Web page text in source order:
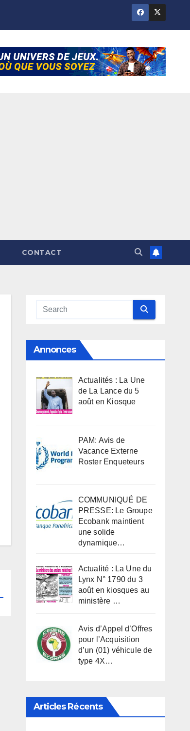
CONTACT
Annonces
Actualités : La Une
de La Lance du 5
août en Kiosque
PAM: Avis de
Vacance Externe
Roster Enqueteurs
COMMUNIQUÉ DE
PRESSE: Le Groupe
Ecobank maintient
une solide
dynamique…
Actualité : La Une du
Lynx N° 1790 du 3
août en kiosques au
ministère …
Avis d’Appel d’Offres
pour l’Acquisition
d’un (01) véhicule de
type 4X…
Articles Récents